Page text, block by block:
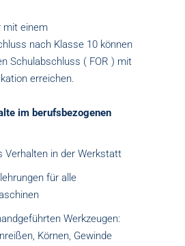
mit einem
nach Klasse 10 können
Schulabschluss ( FOR ) mit
erreichen.
im berufsbezogenen
Verhalten in der Werkstatt
für alle
Werkzeugen:
Körnen, Gewinde